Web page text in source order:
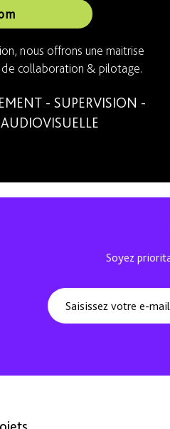
nous offrons une maitrise
collaboration & pilotage.
- SUPERVISION -
Soyez